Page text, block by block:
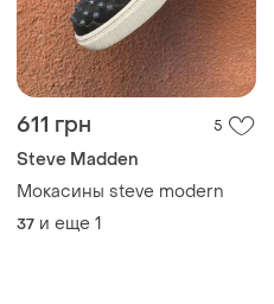
611 грн 5
Steve Madden
Мокасины steve modern
37 и еще 1